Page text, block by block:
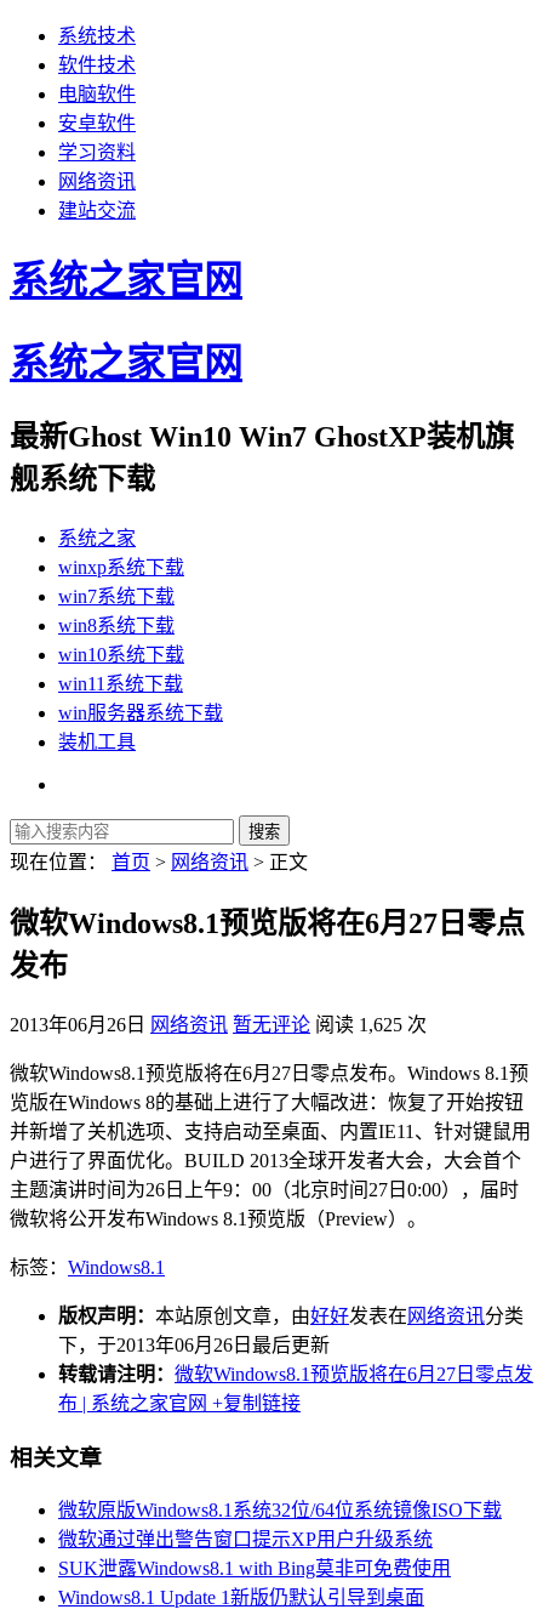
系统技术
软件技术
电脑软件
安卓软件
学习资料
网络资讯
建站交流
系统之家官网
系统之家官网
最新Ghost Win10 Win7 GhostXP装机旗
舰系统下载
系统之家
winxp系统下载
win7系统下载
win8系统下载
win10系统下载
win11系统下载
win服务器系统下载
装机工具
现在位置： 首页 > 网络资讯 > 正文
微软Windows8.1预览版将在6月27日零点
发布
2013年06月26日 网络资讯 暂无评论 阅读 1,625 次
微软Windows8.1预览版将在6月27日零点发布。Windows 8.1预
览版在Windows 8的基础上进行了大幅改进：恢复了开始按钮
并新增了关机选项、支持启动至桌面、内置IE11、针对键鼠用
户进行了界面优化。BUILD 2013全球开发者大会，大会首个
主题演讲时间为26日上午9：00（北京时间27日0:00），届时
微软将公开发布Windows 8.1预览版（Preview）。
标签： Windows8.1
版权声明： 本站原创文章，由好好发表在 网络资讯分类
下，于2013年06月26日最后更新
转载请注明： 微软Windows8.1预览版将在6月27日零点发
布 | 系统之家官网 +复制链接
相关文章
微软原版Windows8.1系统32位/64位系统镜像ISO下载
微软通过弹出警告窗口提示XP用户升级系统
SUK泄露Windows8.1 with Bing莫非可免费使用
Windows8.1 Update 1新版仍默认引导到桌面